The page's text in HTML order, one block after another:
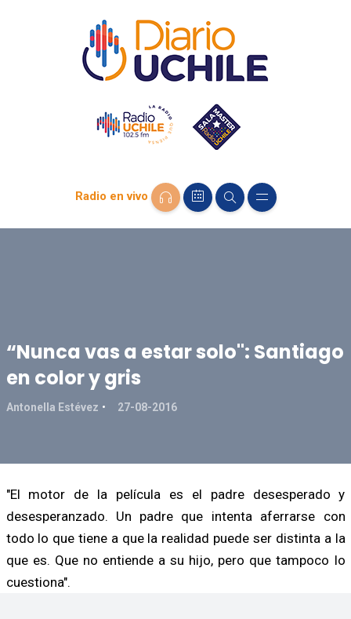
Radio en vivo
“Nunca vas a estar solo": Santiago
en color y gris
Antonella Estévez 27-08-2016
"El motor de la película es el padre desesperado y
desesperanzado. Un padre que intenta aferrarse con
todo lo que tiene a que la realidad puede ser distinta a la
que es. Que no entiende a su hijo, pero que tampoco lo
cuestiona".